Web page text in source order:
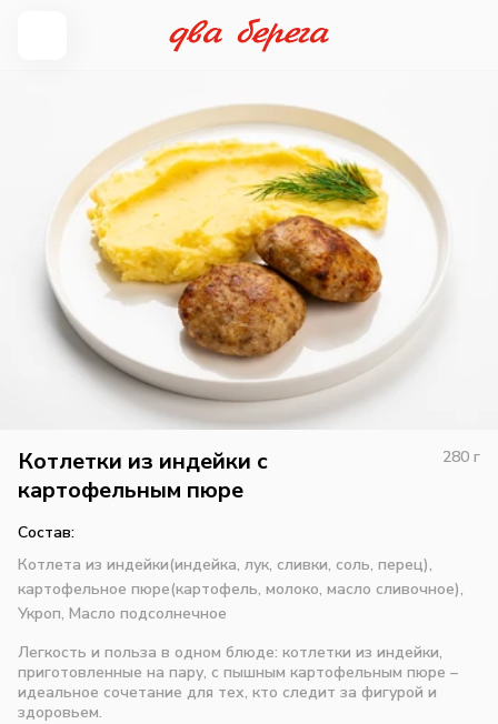
Котлетки из индейки с
картофельным пюре
280 г
Состав:
Котлета из индейки(индейка, лук, сливки, соль, перец),
картофельное пюре(картофель, молоко, масло сливочное),
Укроп, Масло подсолнечное
Легкость и польза в одном блюде: котлетки из индейки,
приготовленные на пару, с пышным картофельным пюре –
идеальное сочетание для тех, кто следит за фигурой и
здоровьем.